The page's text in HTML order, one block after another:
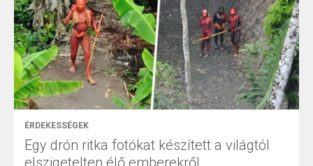
ÉRDEKESSÉGEK
Egy drón ritka fotókat készített a világtól
elszigetelten élő emberekről